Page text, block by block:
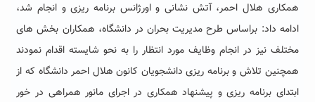
همکاری هلال احمر، آتش نشانی و اورژانس برنامه ریزی و انجام شد،
ادامه داد: براساس طرح مدیریت بحران در دانشگاه، همکاران بخش های
مختلف نیز در انجام وظایف مورد انتظار را به نحو شایسته اقدام نمودند
همچنین تلاش و برنامه ریزی دانشجویان کانون هلال احمر دانشگاه که از
ابتدای برنامه ریزی و پیشنهاد همکاری در اجرای مانور همراهی در خور